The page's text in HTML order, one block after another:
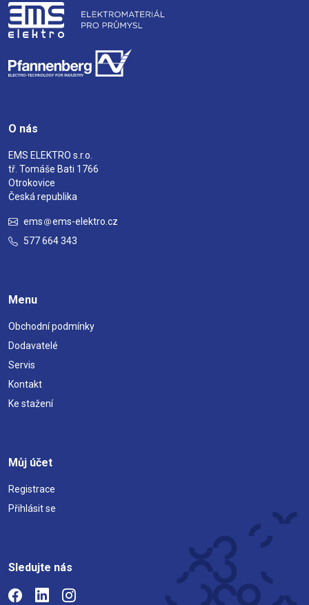
O nás
EMS ELEKTRO s.r.o.
tř. Tomáše Bati 1766
Otrokovice
Česká republika
ems
ems-elektro.cz
577 664 343
Menu
Obchodní podmínky
Dodavatelé
Servis
Kontakt
Ke stažení
Můj účet
Registrace
Přihlásit se
Sledujte nás